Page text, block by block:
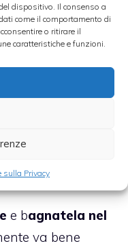
dispositivo. Il consenso a
come il comportamento di
o ritirare il
caratteristiche e funzioni.
sulla Privacy
tritacarne del
anche il
uovo intero un
di un
con un
e bagnatela nel
va bene